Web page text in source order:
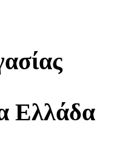
Ελλάδα